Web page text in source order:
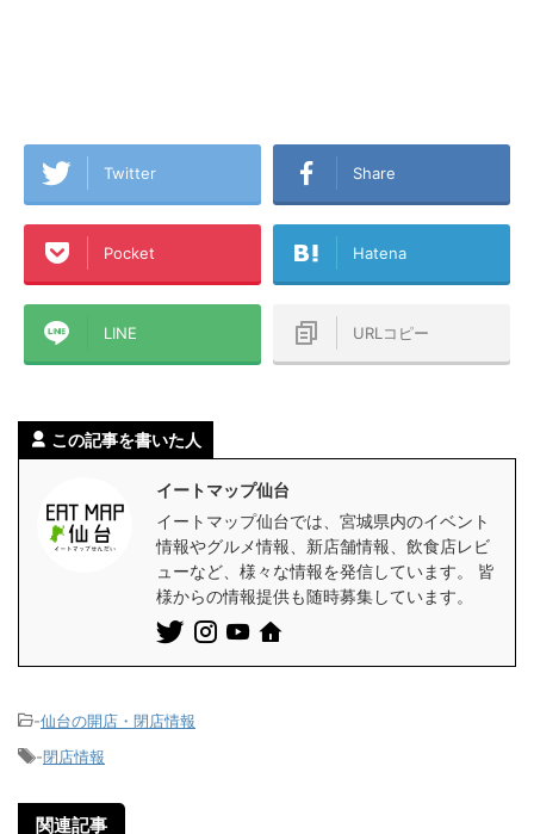
Twitter Share
Pocket Hatena
LINE URLコピー
この記事を書いた人
イートマップ仙台
イートマップ仙台では、宮城県内のイベント
情報やグルメ情報、新店舗情報、飲食店レビ
ューなど、様々な情報を発信しています。 皆
様からの情報提供も随時募集しています。
-仙台の開店・閉店情報
-閉店情報
関連記事